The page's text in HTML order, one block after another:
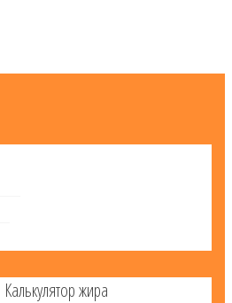
Калькулятор жира